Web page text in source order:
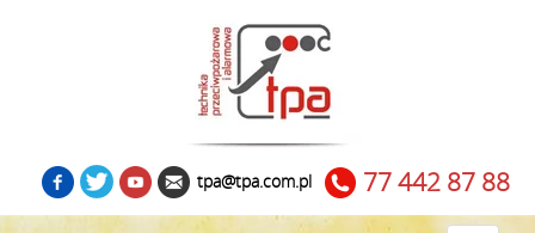
tpa@tpa.com.pl 77 442 87 88